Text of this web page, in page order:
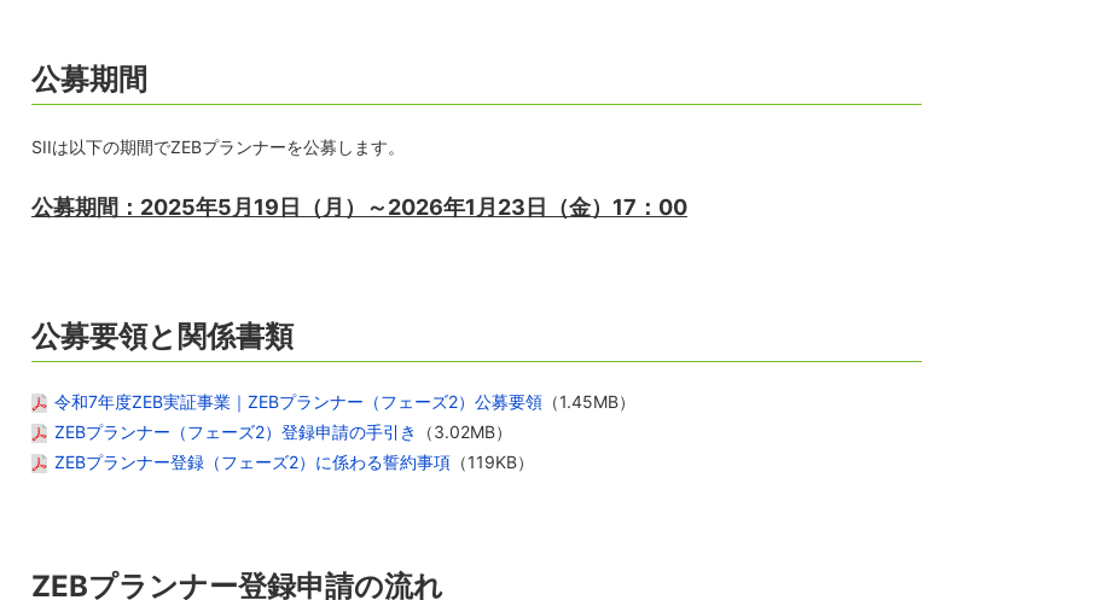
公募期間
SIIは以下の期間でZEBプランナーを公募します。
公募期間：2025年5月19日（月）～2026年1月23日（金）17：00
公募要領と関係書類
令和7年度ZEB実証事業｜ZEBプランナー（フェーズ2）公募要領 （1.45MB）
ZEBプランナー（フェーズ2）登録申請の手引き
（3.02MB）
ZEBプランナー登録（フェーズ2）に係わる誓約事項 （119KB）
ZEBプランナー登録申請の流れ